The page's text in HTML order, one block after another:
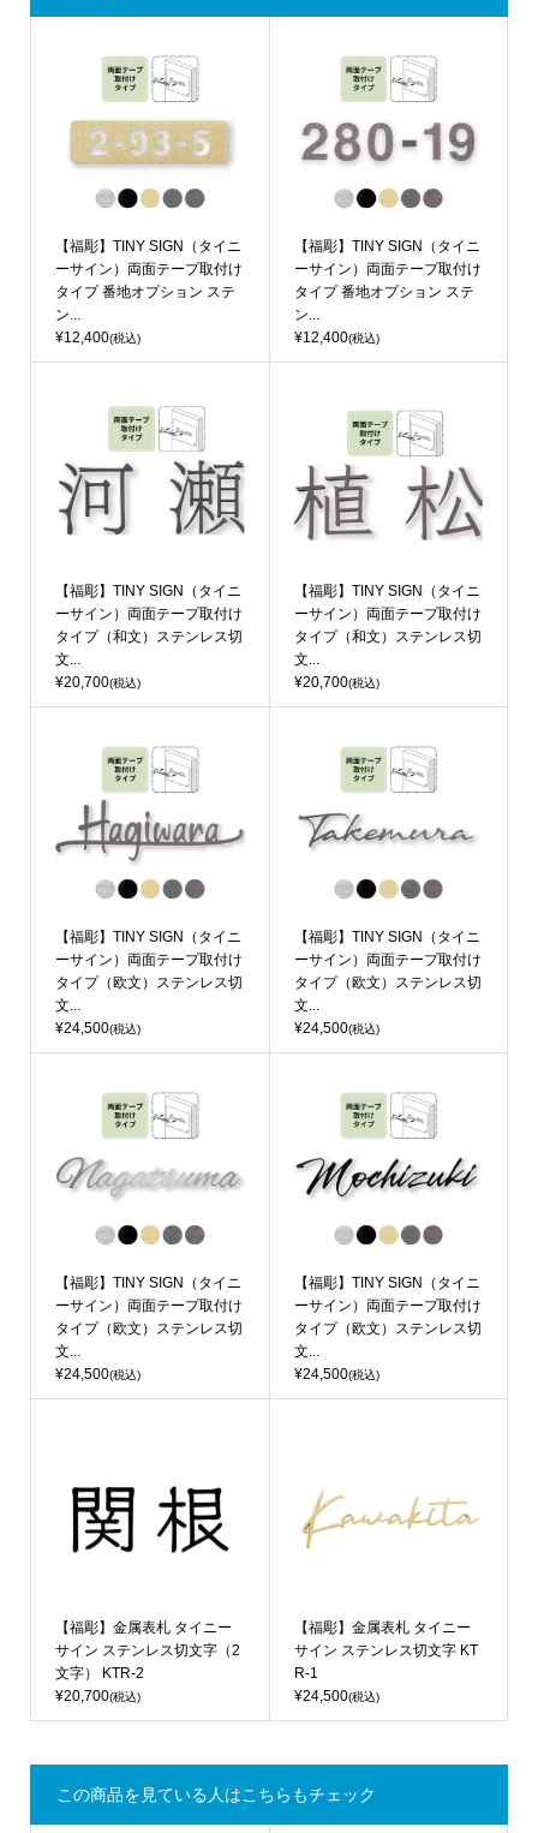
【福彫】TINY SIGN（タイニ
ーサイン）両面テープ取付け
タイプ 番地オプション ステ
ン...
¥12,400(税込)
【福彫】TINY SIGN（タイニ
ーサイン）両面テープ取付け
タイプ 番地オプション ステ
ン...
¥12,400(税込)
【福彫】TINY SIGN（タイニ
ーサイン）両面テープ取付け
タイプ（和文）ステンレス切
文...
¥20,700(税込)
【福彫】TINY SIGN（タイニ
ーサイン）両面テープ取付け
タイプ（和文）ステンレス切
文...
¥20,700(税込)
【福彫】TINY SIGN（タイニ
ーサイン）両面テープ取付け
タイプ（欧文）ステンレス切
文...
¥24,500(税込)
【福彫】TINY SIGN（タイニ
ーサイン）両面テープ取付け
タイプ（欧文）ステンレス切
文...
¥24,500(税込)
【福彫】TINY SIGN（タイニ
ーサイン）両面テープ取付け
タイプ（欧文）ステンレス切
文...
¥24,500(税込)
【福彫】TINY SIGN（タイニ
ーサイン）両面テープ取付け
タイプ（欧文）ステンレス切
文...
¥24,500(税込)
【福彫】金属表札 タイニー
サイン ステンレス切文字（2
文字） KTR-2
¥20,700(税込)
【福彫】金属表札 タイニー
サイン ステンレス切文字 KT
R-1
¥24,500(税込)
この商品を見ている人はこちらもチェック